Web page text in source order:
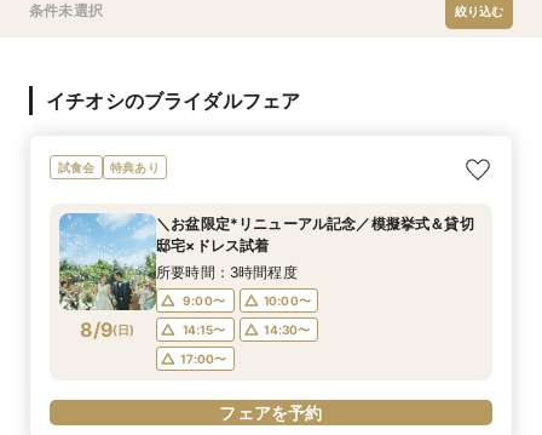
条件未選択 絞り込む
イチオシのブライダルフェア
試食会 特典あり
8/9(日)
＼お盆限定*リニューアル記念／模擬挙式＆貸切
邸宅×ドレス試着
所要時間：3時間程度
9:00〜
10:00〜
14:15〜
14:30〜
17:00〜
フェアを予約